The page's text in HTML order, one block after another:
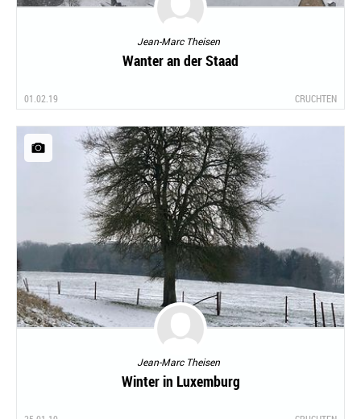
Jean-Marc Theisen
Wanter an der Staad
01.02.19 CRUCHTEN
Jean-Marc Theisen
Winter in Luxemburg